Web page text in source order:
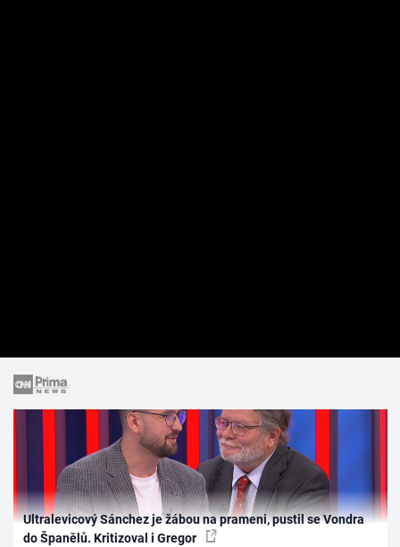
Ultralevicový Sánchez je žábou na prameni, pustil se Vondra
do Španělů. Kritizoval i Gregor